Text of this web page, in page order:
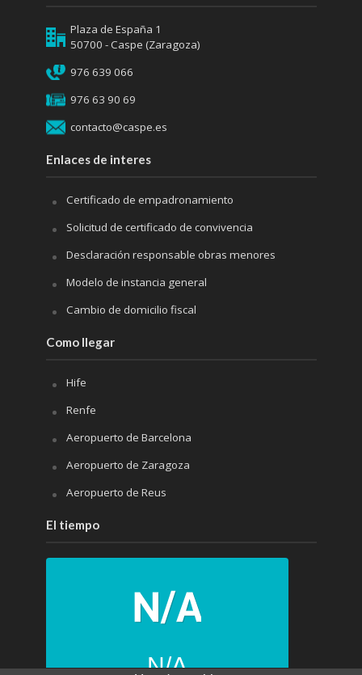
Plaza de España 1
50700 - Caspe (Zaragoza)
976 639 066
976 63 90 69
contacto@caspe.es
Enlaces de interes
Certificado de empadronamiento
Solicitud de certificado de convivencia
Desclaración responsable obras menores
Modelo de instancia general
Cambio de domicilio fiscal
Como llegar
Hife
Renfe
Aeropuerto de Barcelona
Aeropuerto de Zaragoza
Aeropuerto de Reus
El tiempo
N/A